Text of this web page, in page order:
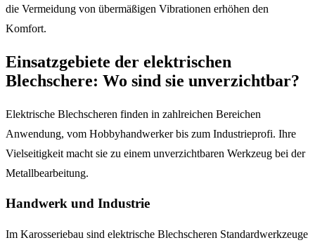
die Vermeidung von übermäßigen Vibrationen erhöhen den
Komfort.
Einsatzgebiete der elektrischen
Blechschere: Wo sind sie unverzichtbar?
Elektrische Blechscheren finden in zahlreichen Bereichen
Anwendung, vom Hobbyhandwerker bis zum Industrieprofi. Ihre
Vielseitigkeit macht sie zu einem unverzichtbaren Werkzeug bei der
Metallbearbeitung.
Handwerk und Industrie
Im Karosseriebau sind elektrische Blechscheren Standardwerkzeuge